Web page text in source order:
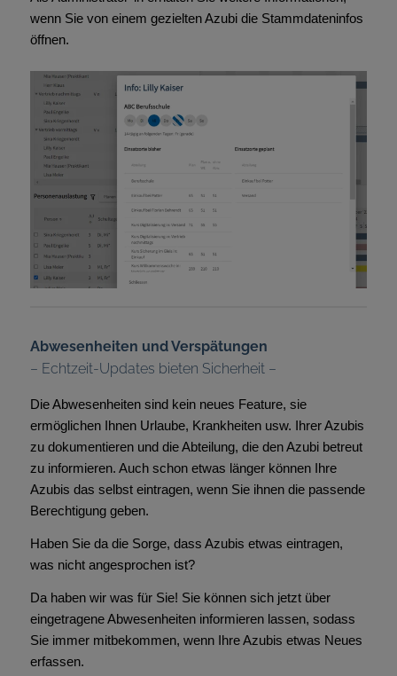
wenn Sie von einem gezielten Azubi die Stammdateninfos
öffnen.
Abwesenheiten und Verspätungen
– Echtzeit-Updates bieten Sicherheit –
Die Abwesenheiten sind kein neues Feature, sie
ermöglichen Ihnen Urlaube, Krankheiten usw. Ihrer Azubis
zu dokumentieren und die Abteilung, die den Azubi betreut
zu informieren. Auch schon etwas länger können Ihre
Azubis das selbst eintragen, wenn Sie ihnen die passende
Berechtigung geben.
Haben Sie da die Sorge, dass Azubis etwas eintragen,
was nicht angesprochen ist?
Da haben wir was für Sie! Sie können sich jetzt über
eingetragene Abwesenheiten informieren lassen, sodass
Sie immer mitbekommen, wenn Ihre Azubis etwas Neues
erfassen.